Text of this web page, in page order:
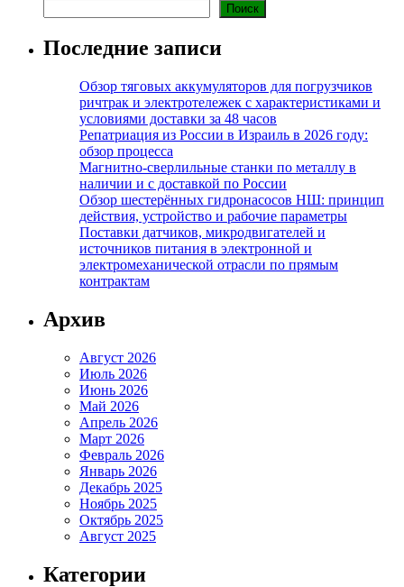
Поиск
Последние записи
Обзор тяговых аккумуляторов для погрузчиков
ричтрак и электротележек с характеристиками и
условиями доставки за 48 часов
Репатриация из России в Израиль в 2026 году:
обзор процесса
Магнитно-сверлильные станки по металлу в
наличии и с доставкой по России
Обзор шестерённых гидронасосов НШ: принцип
действия, устройство и рабочие параметры
Поставки датчиков, микродвигателей и
источников питания в электронной и
электромеханической отрасли по прямым
контрактам
Архив
Август 2026
Июль 2026
Июнь 2026
Май 2026
Апрель 2026
Март 2026
Февраль 2026
Январь 2026
Декабрь 2025
Ноябрь 2025
Октябрь 2025
Август 2025
Категории